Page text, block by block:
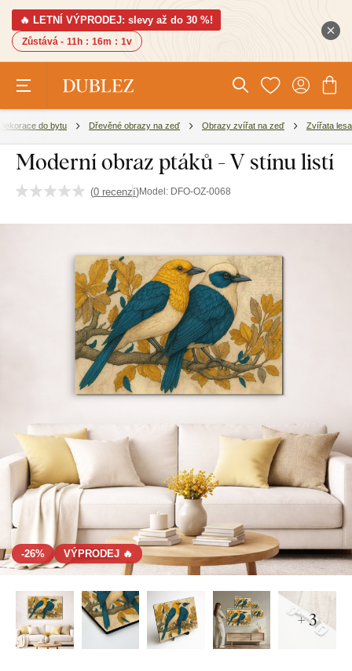
🔥 LETNÍ VÝPRODEJ: slevy až do 30 %!
Zůstává - 11h : 16m : 0v
do bytu Dřevěné obrazy na zeď Obrazy zvířat na zeď Zvířata lesa
Moderní obraz ptáků - V stínu listí
(0 recenzí)Model: DFO-OZ-0068
-26% VÝPRODEJ 🔥
+ 3